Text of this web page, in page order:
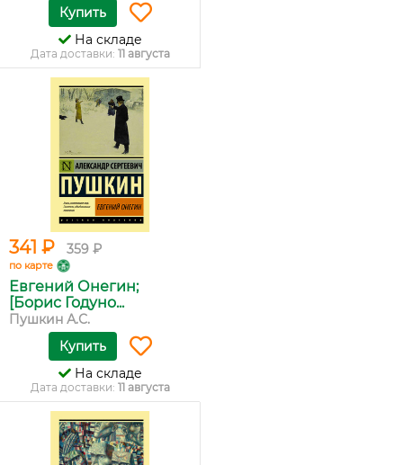
Купить
На складе
Дата доставки: 11 августа
341 ₽ 359 ₽
по карте
Евгений Онегин;
[Борис Годуно...
Пушкин А.С.
Купить
На складе
Дата доставки: 11 августа